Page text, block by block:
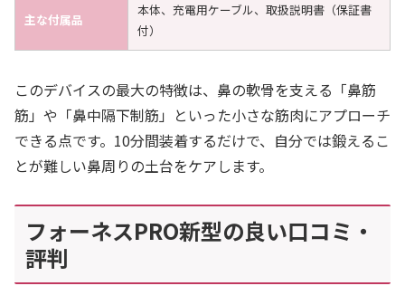
主な付属品
本体、充電用ケーブル、取扱説明書（保証書
付）
このデバイスの最大の特徴は、鼻の軟骨を支える「鼻筋
筋」や「鼻中隔下制筋」といった小さな筋肉にアプローチ
できる点です。10分間装着するだけで、自分では鍛えるこ
とが難しい鼻周りの土台をケアします。
フォーネスPRO新型の良い口コミ・
評判